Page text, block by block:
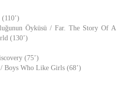
Öyküsü / Far. The Story Of A
(130’)
(75’)
/ Boys Who Like Girls (68’)